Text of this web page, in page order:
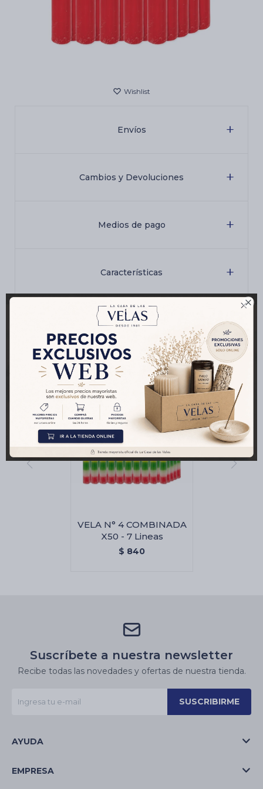

Envíos
Cambios y Devoluciones
Medios de pago
Características
Productos que te pueden interesar
VELA N° 4 COMBINADA
X50 - 7 Lineas
$ 840
Suscríbete a nuestra newsletter
Recibe todas las novedades y ofertas de nuestra tienda.
SUSCRIBIRME
AYUDA
EMPRESA
Cartas de Tarot